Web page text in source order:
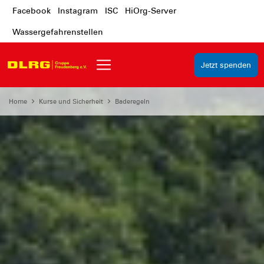
Facebook Instagram ISC HiOrg-Server
Wassergefahrenstellen
Jetzt spenden
Home Kurse und Sicherheit Baderegeln